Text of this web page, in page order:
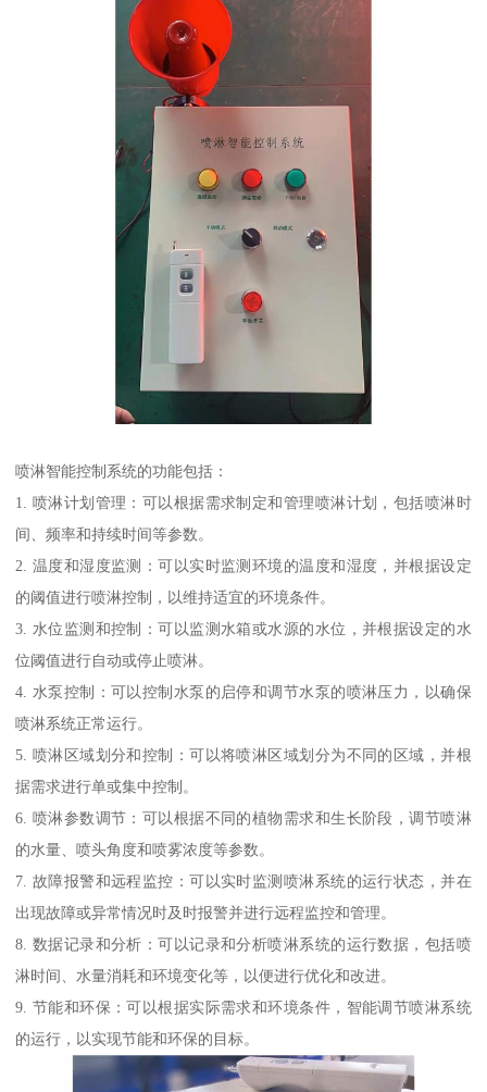
喷淋智能控制系统的功能包括：
1. 喷淋计划管理：可以根据需求制定和管理喷淋计划，包括喷淋时
间、频率和持续时间等参数。
2. 温度和湿度监测：可以实时监测环境的温度和湿度，并根据设定
的阈值进行喷淋控制，以维持适宜的环境条件。
3. 水位监测和控制：可以监测水箱或水源的水位，并根据设定的水
位阈值进行自动或停止喷淋。
4. 水泵控制：可以控制水泵的启停和调节水泵的喷淋压力，以确保
喷淋系统正常运行。
5. 喷淋区域划分和控制：可以将喷淋区域划分为不同的区域，并根
据需求进行单或集中控制。
6. 喷淋参数调节：可以根据不同的植物需求和生长阶段，调节喷淋
的水量、喷头角度和喷雾浓度等参数。
7. 故障报警和远程监控：可以实时监测喷淋系统的运行状态，并在
出现故障或异常情况时及时报警并进行远程监控和管理。
8. 数据记录和分析：可以记录和分析喷淋系统的运行数据，包括喷
淋时间、水量消耗和环境变化等，以便进行优化和改进。
9. 节能和环保：可以根据实际需求和环境条件，智能调节喷淋系统
的运行，以实现节能和环保的目标。